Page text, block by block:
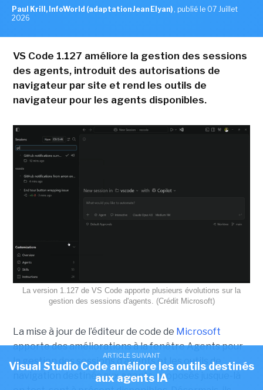
ARTICLE SUIVANT
Visual Studio Code améliore les outils destinés
aux agents IA
Paul Krill, InfoWorld (adaptation Jean Elyan) , publié le 07 Juillet
2026
VS Code 1.127 améliore la gestion des sessions
des agents, introduit des autorisations de
navigateur par site et rend les outils de
navigateur pour les agents disponibles.
La version 1.127 de VS Code apporte plusieurs évolutions sur la
gestion des sessions d'agents. (Crédit Microsoft)
La mise à jour de l’éditeur de code de Microsoft
apporte des améliorations à la fenêtre Agents pour
la gestion des sessions d’agents et les outils de
navigation destinés aux agents, proposés jusque-là